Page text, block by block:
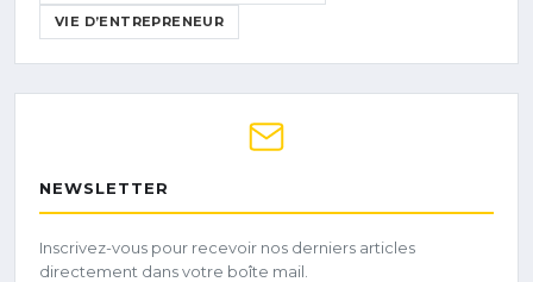
VIE D’ENTREPRENEUR
NEWSLETTER
Inscrivez-vous pour recevoir nos derniers articles
directement dans votre boîte mail.